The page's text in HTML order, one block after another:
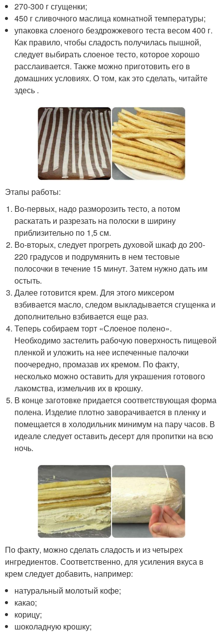
270-300 г сгущенки;
450 г сливочного маслица комнатной температуры;
упаковка слоеного бездрожжевого теста весом 400 г.
Как правило, чтобы сладость получилась пышной,
следует выбирать слоеное тесто, которое хорошо
расслаивается. Также можно приготовить его в
домашних условиях. О том, как это сделать, читайте
здесь .
Этапы работы:
Во-первых, надо разморозить тесто, а потом
раскатать и разрезать на полоски в ширину
приблизительно по 1,5 см.
Во-вторых, следует прогреть духовой шкаф до 200-
220 градусов и подрумянить в нем тестовые
полосочки в течение 15 минут. Затем нужно дать им
остыть.
Далее готовится крем. Для этого миксером
взбивается масло, следом выкладывается сгущенка и
дополнительно взбивается еще раз.
Теперь собираем торт «Слоеное полено».
Необходимо застелить рабочую поверхность пищевой
пленкой и уложить на нее испеченные палочки
поочередно, промазав их кремом. По факту,
несколько можно оставить для украшения готового
лакомства, измельчив их в крошку.
В конце заготовке придается соответствующая форма
полена. Изделие плотно заворачивается в пленку и
помещается в холодильник минимум на пару часов. В
идеале следует оставить десерт для пропитки на всю
ночь.
По факту, можно сделать сладость и из четырех
ингредиентов. Соответственно, для усиления вкуса в
крем следует добавить, например:
натуральный молотый кофе;
какао;
корицу;
шоколадную крошку;